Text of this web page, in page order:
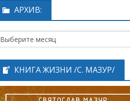
АРХИВ:
КНИГА ЖИЗНИ /С. МАЗУР/